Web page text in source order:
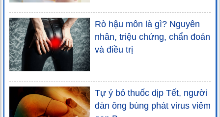
Rò hậu môn là gì? Nguyên
nhân, triệu chứng, chẩn đoán
và điều trị
Tự ý bỏ thuốc dịp Tết, người
đàn ông bùng phát virus viêm